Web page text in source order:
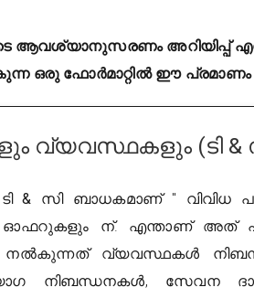
ആവശ്യാനുസരണം അറിയിപ്പ്
ഒരു ഫോർമാറ്റിൽ ഈ പ്രമാണം
വ്യവസ്ഥകളും (ടി &
ടി & സി ബാധകമാണ്" വിവിധ
ഓഫറുകളും ന്. എന്താണ് അത്
നൽകുന്നത് വ്യവസ്ഥകൾ
നിബന്ധനകൾ, സേവന